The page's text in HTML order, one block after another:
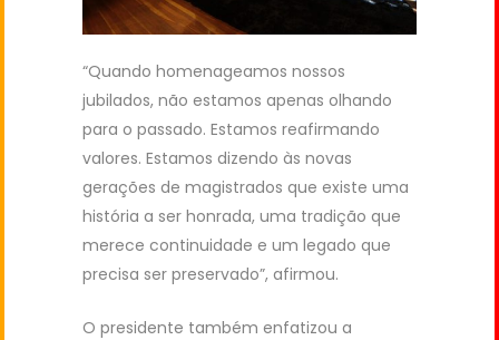
“Quando homenageamos nossos
jubilados, não estamos apenas olhando
para o passado. Estamos reafirmando
valores. Estamos dizendo às novas
gerações de magistrados que existe uma
história a ser honrada, uma tradição que
merece continuidade e um legado que
precisa ser preservado”, afirmou.
O presidente também enfatizou a